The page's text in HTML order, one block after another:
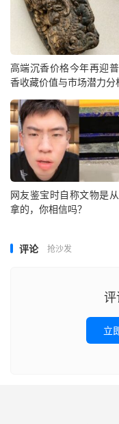
高端沉香价格今年再迎
香收藏价值与市场潜力分
网友鉴宝时自称文物是
拿的，你相信吗？
评论 抢沙发
评
立